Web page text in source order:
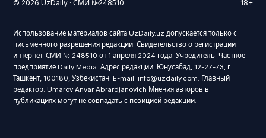
© 2026 UzDaily · СМИ №248510 18+
Использование материалов сайта UzDaily.uz допускается только с
письменного разрешения редакции. Свидетельство о регистрации
интернет-СМИ № 248510 от 1 апреля 2024 года. Учредитель: Частное
предприятие Daily Media. Адрес редакции: Юнусабад, 12-27-73, г.
Ташкент, 100180, Узбекистан. E-mail: info@uzdaily.com. Главный
редактор: Umarov Anvar Abrardjanovich Мнения авторов в
публикациях могут не совпадать с позицией редакции.